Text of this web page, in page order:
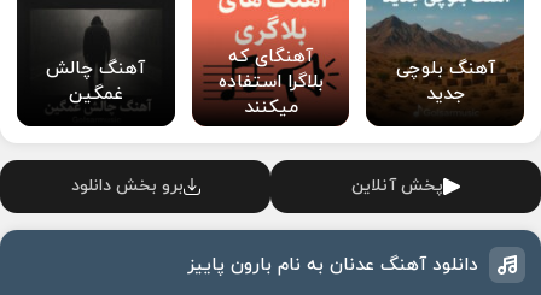
آهنگ بلوچی
جدید
آهنگای که
بلاگرا استفاده
میکنند
آهنگ چالش
غمگین
پخش آنلاین برو بخش دانلود
دانلود آهنگ عدنان به نام بارون پاییز